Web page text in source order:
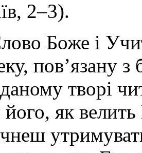
2–3).
Боже і
пов’язану
творі
його, як